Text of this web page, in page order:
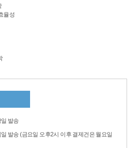
율성
발송
발송 (금요일 오후2시 이후 결제건은 월요일